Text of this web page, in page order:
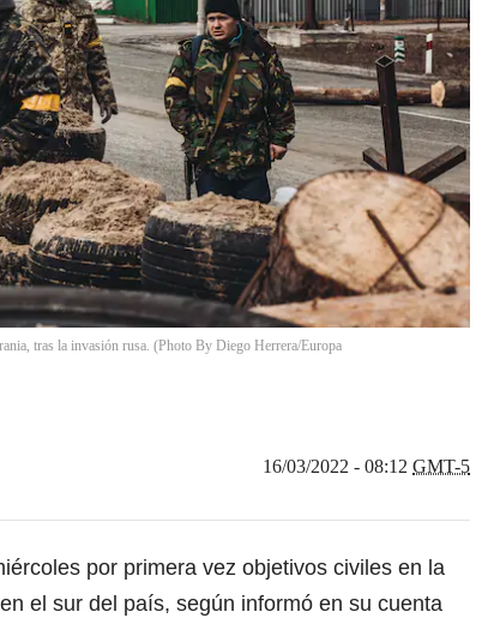
tras la invasión rusa. (Photo By Diego Herrera/Europa
16/03/2022 - 08:12 GMT-5
por primera vez objetivos civiles en la
el sur del país, según informó en su cuenta